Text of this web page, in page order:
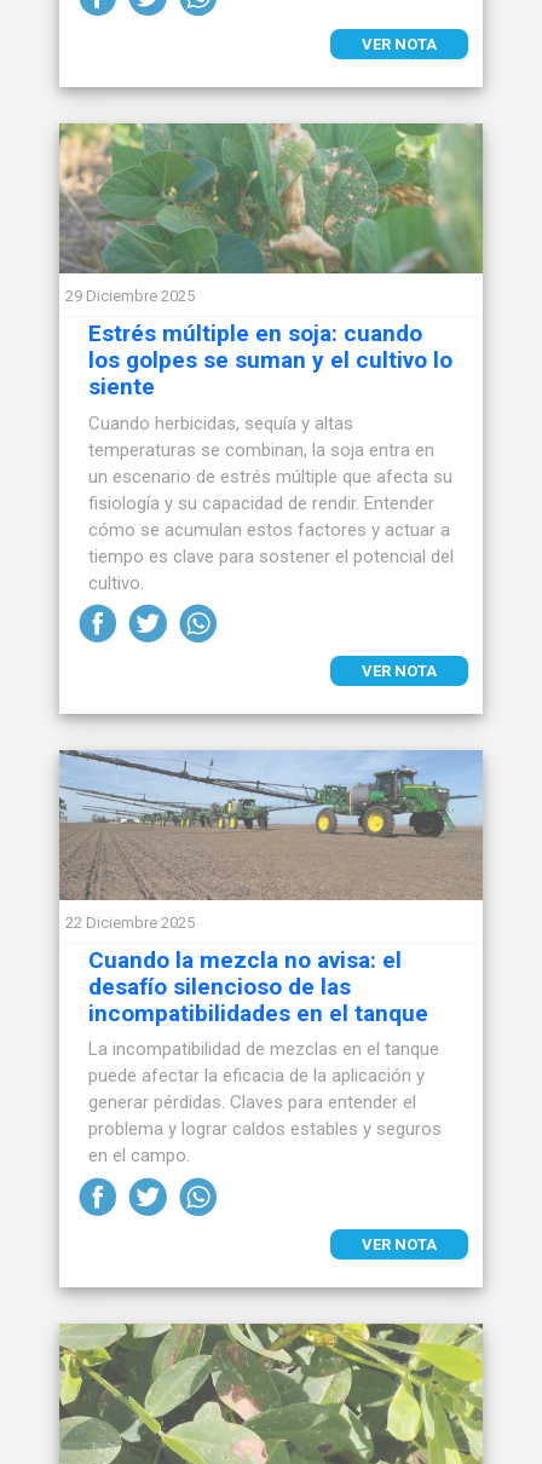
VER NOTA
29 Diciembre 2025
Estrés múltiple en soja: cuando
los golpes se suman y el cultivo lo
siente
Cuando herbicidas, sequía y altas
temperaturas se combinan, la soja entra en
un escenario de estrés múltiple que afecta su
fisiología y su capacidad de rendir. Entender
cómo se acumulan estos factores y actuar a
tiempo es clave para sostener el potencial del
cultivo.
VER NOTA
22 Diciembre 2025
Cuando la mezcla no avisa: el
desafío silencioso de las
incompatibilidades en el tanque
La incompatibilidad de mezclas en el tanque
puede afectar la eficacia de la aplicación y
generar pérdidas. Claves para entender el
problema y lograr caldos estables y seguros
en el campo.
VER NOTA